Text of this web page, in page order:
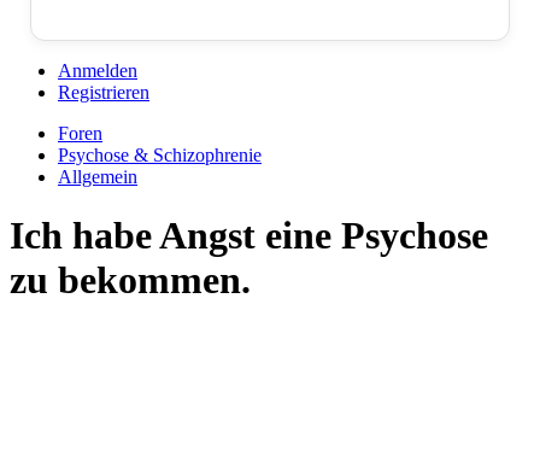
Anmelden
Registrieren
Foren
Psychose & Schizophrenie
Allgemein
Ich habe Angst eine Psychose
zu bekommen.